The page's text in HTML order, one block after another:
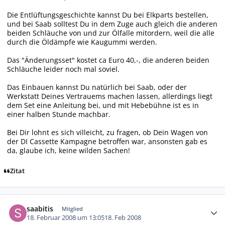
Die Entlüftungsgeschichte kannst Du bei Elkparts bestellen,
und bei Saab solltest Du in dem Zuge auch gleich die anderen
beiden Schläuche von und zur Ölfalle mitordern, weil die alle
durch die Öldämpfe wie Kaugummi werden.
Das "Änderungsset" kostet ca Euro 40,-, die anderen beiden
Schläuche leider noch mal soviel.
Das Einbauen kannst Du natürlich bei Saab, oder der
Werkstatt Deines Vertrauems machen lassen, allerdings liegt
dem Set eine Anleitung bei, und mit Hebebühne ist es in
einer halben Stunde machbar.
Bei Dir lohnt es sich villeicht, zu fragen, ob Dein Wagen von
der DI Cassette Kampagne betroffen war, ansonsten gab es
da, glaube ich, keine wilden Sachen!
Zitat
saabitis Mitglied
18. Februar 2008 um 13:0518. Feb 2008